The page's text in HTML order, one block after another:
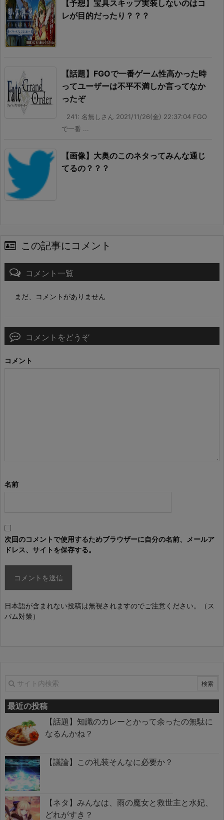
【予想】宝具スキップ実装しないのはコ
レが目的だったり？？？
【話題】FGOで一番ゲーム性高かった時
ってユーザーは不平不満しか言ってなか
ったぞ
241: 名無しさん 2021/11/26(金) 22:37:04 FGO
で一番 ...
【画像】大奥のこのネタってみんな通じ
てるの？？？
この記事にコメント
コメント一覧
まだ、コメントがありません
コメントをどうぞ
コメント
名前
次回のコメントで使用するためブラウザーに自分の名前、メールア
ドレス、サイトを保存する。
日本語が含まれない投稿は無視されますのでご注意ください。（ス
パム対策）
最近の投稿
【話題】知識のカレーとかって余ったの無駄に
なるんかね？
【議論】この礼装そんなに必要か？
【ネタ】みんなは、雨の魔女と救世主と水妃、
どれがすき？